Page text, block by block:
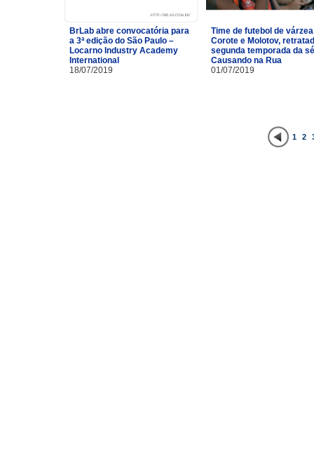
BrLab abre convocatória para
a 3ª edição do São Paulo –
Locarno Industry Academy
International
18/07/2019
Time de futebol de
Corote e Molotov,
segunda temporada da
Causando na Rua
01/07/2019
1 2